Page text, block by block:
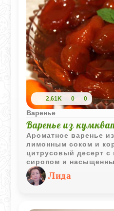
2,61K 0 0
Варенье
Варенье из
Ароматное варенье
лимонным соком и
цитрусовый десерт с
сиропом и
Лида